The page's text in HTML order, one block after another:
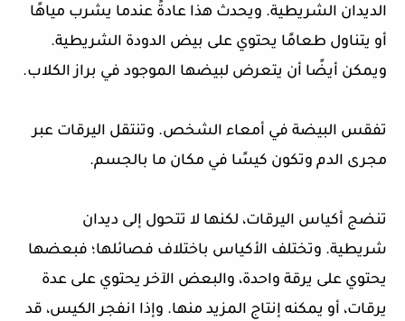
الديدان الشريطية. ويحدث هذا عادةً عندما يشرب مياهًا
أو يتناول طعامًا يحتوي على بيض الدودة الشريطية.
ويمكن أيضًا أن يتعرض لبيضها الموجود في براز الكلاب.
تفقس البيضة في أمعاء الشخص. وتنتقل اليرقات عبر
مجرى الدم وتكون كيسًا في مكان ما بالجسم.
تنضج أكياس اليرقات، لكنها لا تتحول إلى ديدان
شريطية. وتختلف الأكياس باختلاف فصائلها؛ فبعضها
يحتوي على يرقة واحدة، والبعض الآخر يحتوي على عدة
يرقات، أو يمكنه إنتاج المزيد منها. وإذا انفجر الكيس، قد